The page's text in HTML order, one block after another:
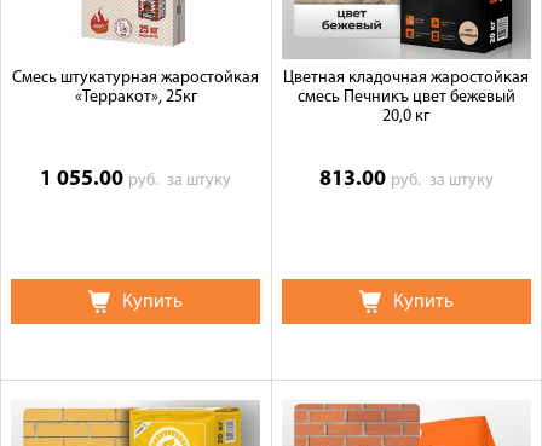
Смесь штукатурная жаростойкая
«Терракот», 25кг
1 055.00 руб.за штуку
Купить
Цветная кладочная жаростойкая
смесь Печникъ цвет бежевый
20,0 кг
813.00 руб. за штуку
Купить